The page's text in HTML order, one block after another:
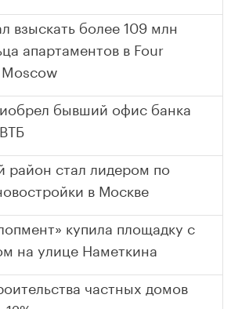
взыскать более 109 млн
апартаментов в Four
бывший офис банка
район стал лидером по
в Москве
купила площадку с
на улице Наметкина
частных домов